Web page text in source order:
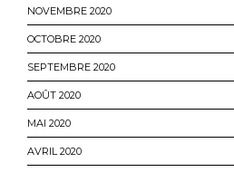
NOVEMBRE 2020
OCTOBRE 2020
SEPTEMBRE 2020
AOÛT 2020
MAI 2020
AVRIL 2020